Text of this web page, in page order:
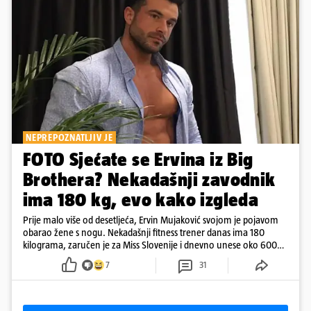
NEPREPOZNATLJIV JE
FOTO Sjećate se Ervina iz Big
Brothera? Nekadašnji zavodnik
ima 180 kg, evo kako izgleda
Prije malo više od desetljeća, Ervin Mujaković svojom je pojavom
obarao žene s nogu. Nekadašnji fitness trener danas ima 180
kilograma, zaručen je za Miss Slovenije i dnevno unese oko 6000
7 31